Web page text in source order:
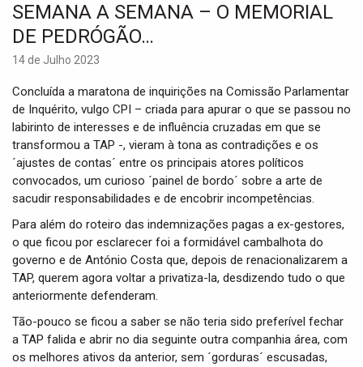
n
a
t
SEMANA A SEMANA – O MEMORIAL
DE PEDRÓGÃO…
14 de Julho 2023
Concluída a maratona de inquirições na Comissão Parlamentar
de Inquérito, vulgo CPI – criada para apurar o que se passou no
labirinto de interesses e de influência cruzadas em que se
transformou a TAP -, vieram à tona as contradições e os
´ajustes de contas´ entre os principais atores políticos
convocados, um curioso ´painel de bordo´ sobre a arte de
sacudir responsabilidades e de encobrir incompetências.
Para além do roteiro das indemnizações pagas a ex-gestores,
o que ficou por esclarecer foi a formidável cambalhota do
governo e de António Costa que, depois de renacionalizarem a
TAP, querem agora voltar a privatiza-la, desdizendo tudo o que
anteriormente defenderam.
Tão-pouco se ficou a saber se não teria sido preferível fechar
a TAP falida e abrir no dia seguinte outra companhia área, com
os melhores ativos da anterior, sem ´gorduras´ escusadas,